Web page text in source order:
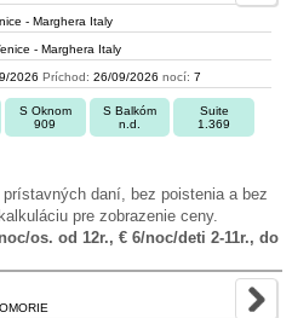
- Marghera Italy
- Marghera Italy
2026 Príchod: 26/09/2026 nocí: 7
S Oknom
909
S Balkóm
n.d.
Suite
1.369
daní, bez poistenia a bez
pre zobrazenie ceny.
os. od 12r., € 6/noc/deti 2-11r., do